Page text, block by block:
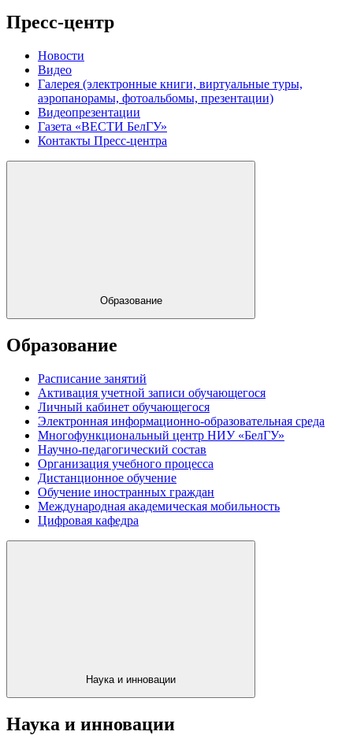
Пресс-центр
Новости
Видео
Галерея (электронные книги, виртуальные туры,
аэропанорамы, фотоальбомы, презентации)
Видеопрезентации
Газета «ВЕСТИ БелГУ»
Контакты Пресс-центра
Образование
Образование
Расписание занятий
Активация учетной записи обучающегося
Личный кабинет обучающегося
Электронная информационно-образовательная среда
Многофункциональный центр НИУ «БелГУ»
Научно-педагогический состав
Организация учебного процесса
Дистанционное обучение
Обучение иностранных граждан
Международная академическая мобильность
Цифровая кафедра
Наука и инновации
Наука и инновации